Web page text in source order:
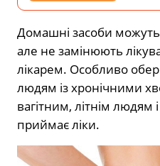
Домашні засоби можуть
але не замінюють
лікарем. Особливо
людям із хронічними
вагітним, літнім людям
приймає ліки.